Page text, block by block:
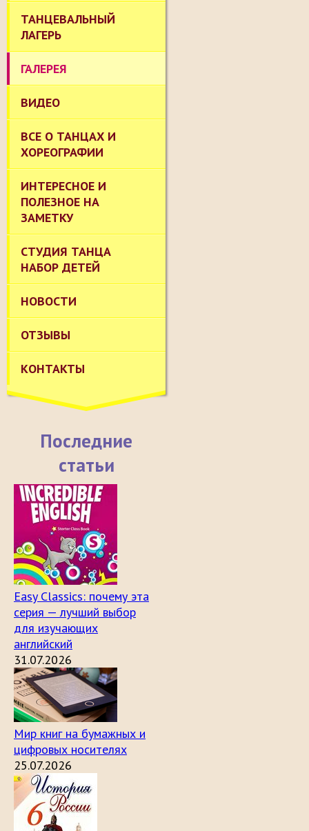
ТАНЦЕВАЛЬНЫЙ
ЛАГЕРЬ
ГАЛЕРЕЯ
ВИДЕО
ВСЕ О ТАНЦАХ И
ХОРЕОГРАФИИ
ИНТЕРЕСНОЕ И
ПОЛЕЗНОЕ НА
ЗАМЕТКУ
СТУДИЯ ТАНЦА
НАБОР ДЕТЕЙ
НОВОСТИ
ОТЗЫВЫ
КОНТАКТЫ
Последние
статьи
Easy Classics: почему эта
серия — лучший выбор
для изучающих
английский
31.07.2026
Мир книг на бумажных и
цифровых носителях
25.07.2026